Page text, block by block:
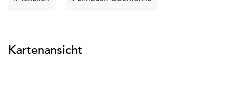
Kartenansicht